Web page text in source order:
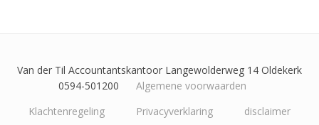
Van der Til Accountantskantoor Langewolderweg 14 Oldekerk
0594-501200
Algemene voorwaarden
Klachtenregeling
Privacyverklaring disclaimer